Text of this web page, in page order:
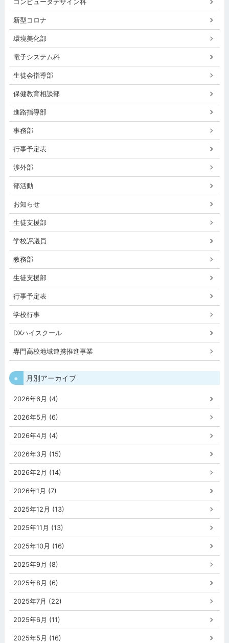
コンピュータデザイン科
新型コロナ
環境美化部
電子システム科
生徒会指導部
保健教育相談部
進路指導部
事務部
行事予定表
渉外部
部活動
お知らせ
生徒支援部
学校評議員
教務部
生徒支援部
行事予定表
学校行事
DXハイスクール
専門高校地域連携推進事業
月別アーカイブ
2026年6月 (4)
2026年5月 (6)
2026年4月 (4)
2026年3月 (15)
2026年2月 (14)
2026年1月 (7)
2025年12月 (13)
2025年11月 (13)
2025年10月 (16)
2025年9月 (8)
2025年8月 (6)
2025年7月 (22)
2025年6月 (11)
2025年5月 (16)